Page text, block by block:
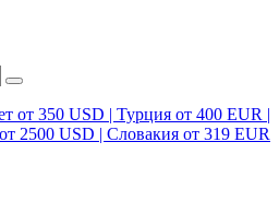
от 350 USD | Турция от 400 EUR |
2500 USD | Словакия от 319 EUR